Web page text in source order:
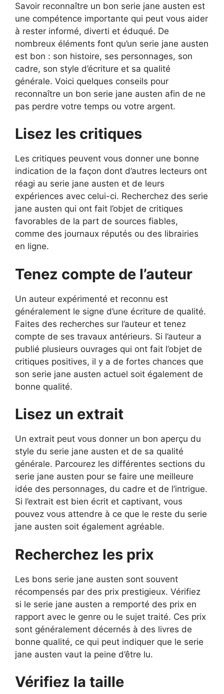
Savoir reconnaître un bon serie jane austen est
une compétence importante qui peut vous aider
à rester informé, diverti et éduqué. De
nombreux éléments font qu’un serie jane austen
est bon : son histoire, ses personnages, son
cadre, son style d’écriture et sa qualité
générale. Voici quelques conseils pour
reconnaître un bon serie jane austen afin de ne
pas perdre votre temps ou votre argent.
Lisez les critiques
Les critiques peuvent vous donner une bonne
indication de la façon dont d’autres lecteurs ont
réagi au serie jane austen et de leurs
expériences avec celui-ci. Recherchez des serie
jane austen qui ont fait l’objet de critiques
favorables de la part de sources fiables,
comme des journaux réputés ou des librairies
en ligne.
Tenez compte de l’auteur
Un auteur expérimenté et reconnu est
généralement le signe d’une écriture de qualité.
Faites des recherches sur l’auteur et tenez
compte de ses travaux antérieurs. Si l’auteur a
publié plusieurs ouvrages qui ont fait l’objet de
critiques positives, il y a de fortes chances que
son serie jane austen actuel soit également de
bonne qualité.
Lisez un extrait
Un extrait peut vous donner un bon aperçu du
style du serie jane austen et de sa qualité
générale. Parcourez les différentes sections du
serie jane austen pour se faire une meilleure
idée des personnages, du cadre et de l’intrigue.
Si l’extrait est bien écrit et captivant, vous
pouvez vous attendre à ce que le reste du serie
jane austen soit également agréable.
Recherchez les prix
Les bons serie jane austen sont souvent
récompensés par des prix prestigieux. Vérifiez
si le serie jane austen a remporté des prix en
rapport avec le genre ou le sujet traité. Ces prix
sont généralement décernés à des livres de
bonne qualité, ce qui peut indiquer que le serie
jane austen vaut la peine d’être lu.
Vérifiez la taille